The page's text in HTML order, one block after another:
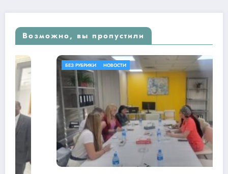
Возможно, вы пропустили
НОВОСТИ